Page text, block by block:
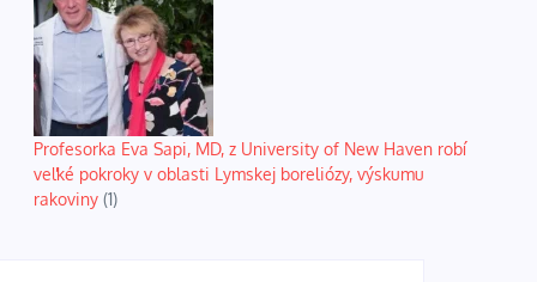
Profesorka Eva Sapi, MD, z University of New Haven robí
veľké pokroky v oblasti Lymskej boreliózy, výskumu
rakoviny (1)